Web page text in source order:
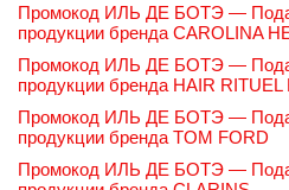
Промокод ИЛЬ ДЕ БОТЭ —
продукции бренда CAROLINA
Промокод ИЛЬ ДЕ БОТЭ —
продукции бренда HAIR RITUEL
Промокод ИЛЬ ДЕ БОТЭ —
продукции бренда TOM FORD
Промокод ИЛЬ ДЕ БОТЭ —